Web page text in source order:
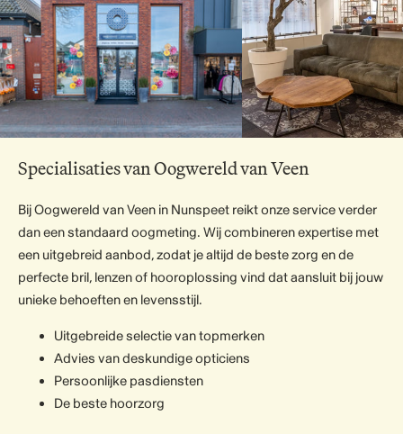
Specialisaties van Oogwereld van Veen
Bij Oogwereld van Veen in Nunspeet reikt onze service verder
dan een standaard oogmeting. Wij combineren expertise met
een uitgebreid aanbod, zodat je altijd de beste zorg en de
perfecte bril, lenzen of hooroplossing vind dat aansluit bij jouw
unieke behoeften en levensstijl.
Uitgebreide selectie van topmerken
Advies van deskundige opticiens
Persoonlijke pasdiensten
De beste hoorzorg